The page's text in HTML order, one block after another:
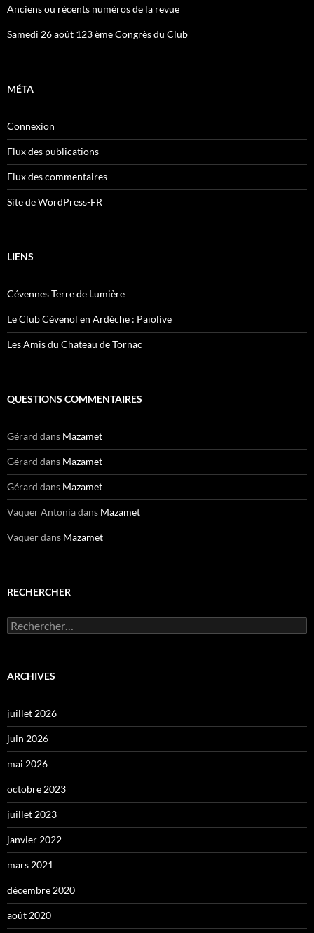
Anciens ou récents numéros de la revue
Samedi 26 août 123 ème Congrès du Club
MÉTA
Connexion
Flux des publications
Flux des commentaires
Site de WordPress-FR
LIENS
Cévennes Terre de Lumière
Le Club Cévenol en Ardèche : Païolive
Les Amis du Chateau de Tornac
QUESTIONS COMMENTAIRES
Gérard dans Mazamet
Gérard dans Mazamet
Gérard dans Mazamet
Vaquer Antoniadans Mazamet
Vaquerdans Mazamet
RECHERCHER
Rechercher :
ARCHIVES
juillet 2026
juin 2026
mai 2026
octobre 2023
juillet 2023
janvier 2022
mars 2021
décembre 2020
août 2020